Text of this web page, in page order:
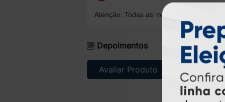
Atenção: Todas as mensagens serão
Depoimentos
Avaliar Produto